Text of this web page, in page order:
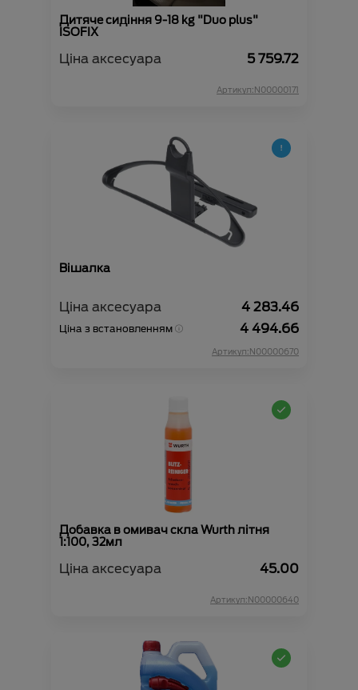
Дитяче сидіння 9-18 kg "Duo plus"
ISOFIX
Ціна аксесуара 5 759.72
Артикул:N00000171
Вішалка
Ціна аксесуара 4 283.46
Ціна з встановленням 4 494.66
Артикул:N00000670
Добавка в омивач скла Wurth літня
1:100, 32мл
Ціна аксесуара 45.00
Артикул:N00000640